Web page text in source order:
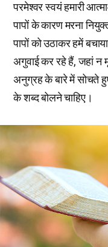
परमेश्वर स्वयं हमारी
पापों के कारण मरना
पापों को उठाकर हमें
अगुवाई कर रहे हैं, जहां न
अनुग्रह के बारे में सोचते
के शब्द बोलने चाहिए।